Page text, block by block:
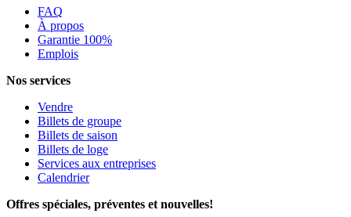
FAQ
À propos
Garantie 100%
Emplois
Nos services
Vendre
Billets de groupe
Billets de saison
Billets de loge
Services aux entreprises
Calendrier
Offres spéciales, préventes et nouvelles!